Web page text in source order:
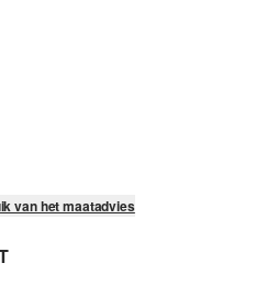
van het maatadvies